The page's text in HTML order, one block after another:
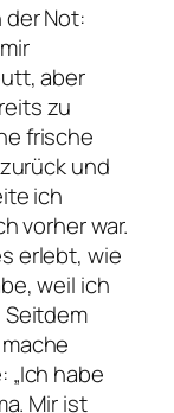
Not:
aber
zu
frische
und
ich
vorher war.
erlebt, wie
weil ich
„Ich habe
Mir ist